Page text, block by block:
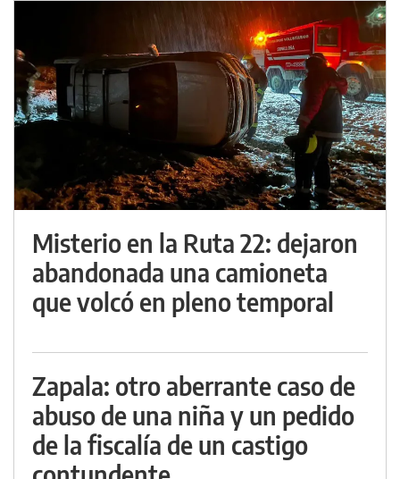
Misterio en la Ruta 22: dejaron
abandonada una camioneta
que volcó en pleno temporal
Zapala: otro aberrante caso de
abuso de una niña y un pedido
de la fiscalía de un castigo